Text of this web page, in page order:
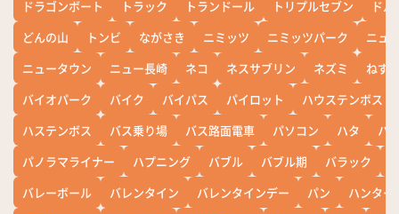
ドラゴンボート
トラック トランドール トリプルセブン
ド
どんの山
トンビ ながさき ニミッツ ニミッツパーク
ニュ
ニュータウン
ニュー長崎 ネコ ネスサブリン ネズミ
ねず
バイオパーク
バイク バイパス パイロット
ハウステンボス
ハステンボス
バス乗り場 バス路面電車 パソコン ハタ
ハ
パノラマライナー
ハプニング バブル バブル期 バラック
バレーボール
バレンタイン バレンタインデー パン
ハンター